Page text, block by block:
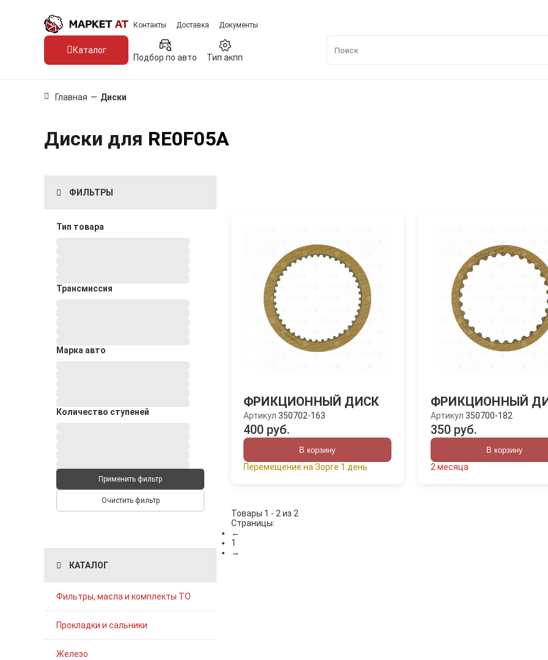
Контакты Доставка Документы
Каталог
Подбор по авто Тип акпп
Главная — Диски
Диски для RE0F05A
ФИЛЬТРЫ
Тип товара
Трансмиссия
Марка авто
Количество ступеней
Применить фильтр
Очистить фильтр
КАТАЛОГ
Фильтры, масла и комплекты ТО
Прокладки и сальники
Железо
ФРИКЦИОННЫЙ ДИСК
Артикул 350702-163
400 руб.
В корзину
Перемещение на Зорге 1 день
ФРИКЦИОННЫЙ
Артикул 350700-182
350 руб.
В корзину
2 месяца
Товары 1 - 2 из 2
Страницы:
←
1
→